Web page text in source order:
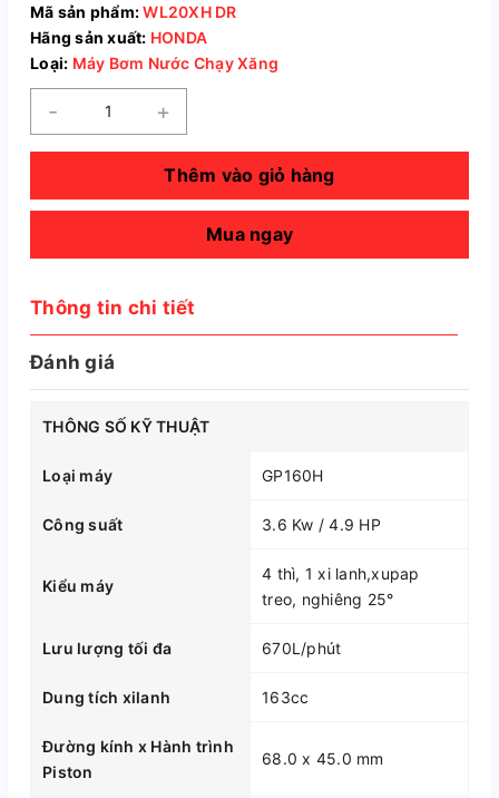
Mã sản phẩm:WL20XH DR
Hãng sản xuất: HONDA
Loại: Máy Bơm Nước Chạy Xăng
- +
Thêm vào giỏ hàng
Mua ngay
Thông tin chi tiết
Đánh giá
THÔNG SỐ KỸ THUẬT
Loại máy GP160H
Công suất 3.6 Kw / 4.9 HP
Kiểu máy
4 thì, 1 xi lanh,xupap
treo, nghiêng 25°
Lưu lượng tối đa 670L/phút
Dung tích xilanh 163cc
Đường kính x Hành trình
Piston
68.0 x 45.0 mm